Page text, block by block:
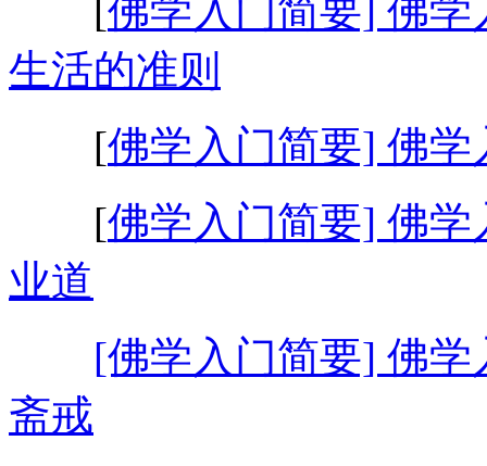
[佛学入门简要] 佛
生活的准则
[佛学入门简要] 佛
[佛学入门简要] 佛
业道
[佛学入门简要] 佛
斋戒